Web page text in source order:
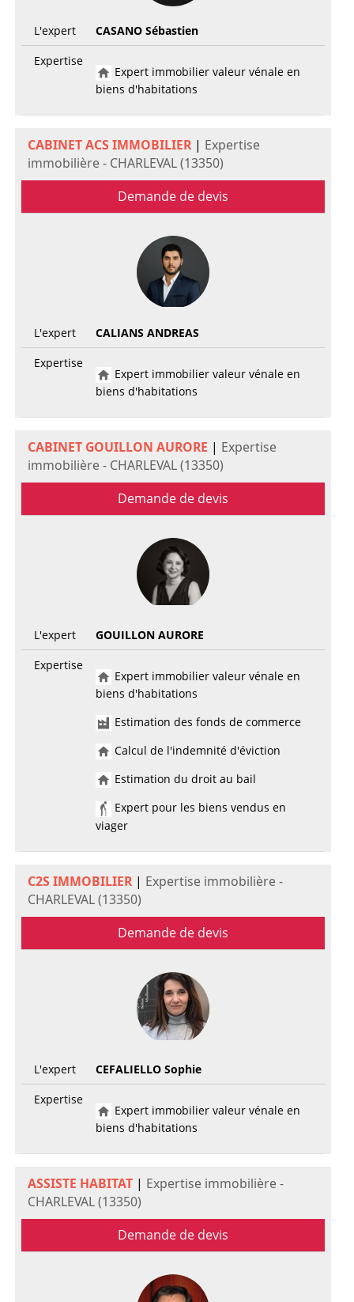
L'expert
CASANO Sébastien
Expertise
Expert immobilier valeur vénale en
biens d'habitations
CABINET ACS IMMOBILIER| Expertise
immobilière - CHARLEVAL (13350)
Demande de devis
L'expert
CALIANS ANDREAS
Expertise
Expert immobilier valeur vénale en
biens d'habitations
CABINET GOUILLON AURORE | Expertise
immobilière - CHARLEVAL (13350)
Demande de devis
L'expert
GOUILLON AURORE
Expertise
Expert immobilier valeur vénale en
biens d'habitations
Estimation des fonds de commerce
Calcul de l'indemnité d'éviction
Estimation du droit au bail
Expert pour les biens vendus en
viager
C2S IMMOBILIER| Expertise immobilière -
CHARLEVAL (13350)
Demande de devis
L'expert
CEFALIELLO Sophie
Expertise
Expert immobilier valeur vénale en
biens d'habitations
ASSISTE HABITAT| Expertise immobilière -
CHARLEVAL (13350)
Demande de devis